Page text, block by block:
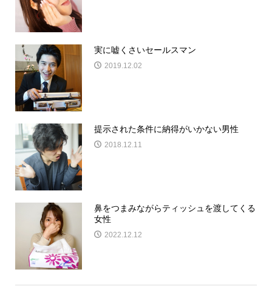
実に嘘くさいセールスマン
2019.12.02
提示された条件に納得がいかない男性
2018.12.11
鼻をつまみながらティッシュを渡してくる
女性
2022.12.12